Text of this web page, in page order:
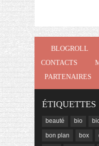
BLOGROLL
CONTACTS
PARTENAIRES
ÉTIQUETTES
beauté bio
bon plan box